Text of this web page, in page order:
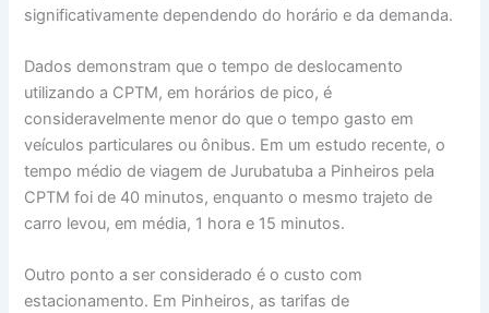
significativamente dependendo do horário e da demanda.
Dados demonstram que o tempo de deslocamento
utilizando a CPTM, em horários de pico, é
consideravelmente menor do que o tempo gasto em
veículos particulares ou ônibus. Em um estudo recente, o
tempo médio de viagem de Jurubatuba a Pinheiros pela
CPTM foi de 40 minutos, enquanto o mesmo trajeto de
carro levou, em média, 1 hora e 15 minutos.
Outro ponto a ser considerado é o custo com
estacionamento. Em Pinheiros, as tarifas de